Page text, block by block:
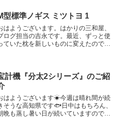
れないということが何度かありまし
た。数年前にもこのようなこ...
M型標準ノギス ミツトヨ 1
はようございます。はかりの三和屋、
ログ担当の吉永です。最近、ずっと使
ていた枕を新しいものに変えたのです
た時に、少し高いかなと...
計機『分太2シリーズ』のご紹
はようございます☀今週は晴れ間が続
そうな高知県です🐟日中はもちろん、
晩も蒸し暑い日が続いていますので、